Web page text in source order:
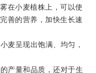
在小麦植株上，可以使
善的营养，加快生长速
呈现出饱满、均匀，
量和品质，还对于生